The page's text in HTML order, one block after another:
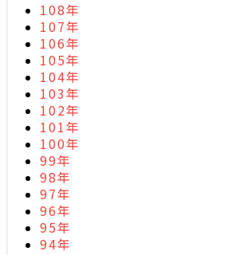
108年
107年
106年
105年
104年
103年
102年
101年
100年
99年
98年
97年
96年
95年
94年